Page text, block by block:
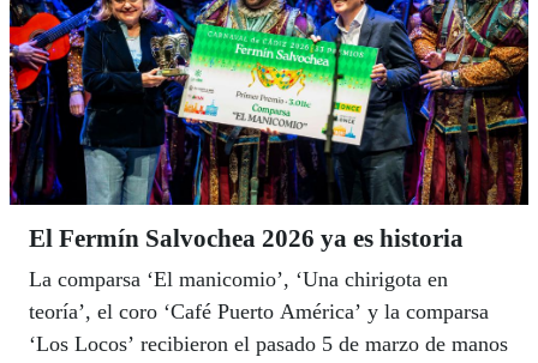
El Fermín Salvochea 2026 ya es historia
La comparsa ‘El manicomio’, ‘Una chirigota en
teoría’, el coro ‘Café Puerto América’ y la comparsa
‘Los Locos’ recibieron el pasado 5 de marzo de manos